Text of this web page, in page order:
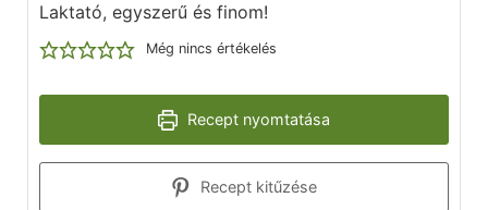
Laktató, egyszerű és finom!
Még nincs értékelés
Recept nyomtatása
Recept kitűzése